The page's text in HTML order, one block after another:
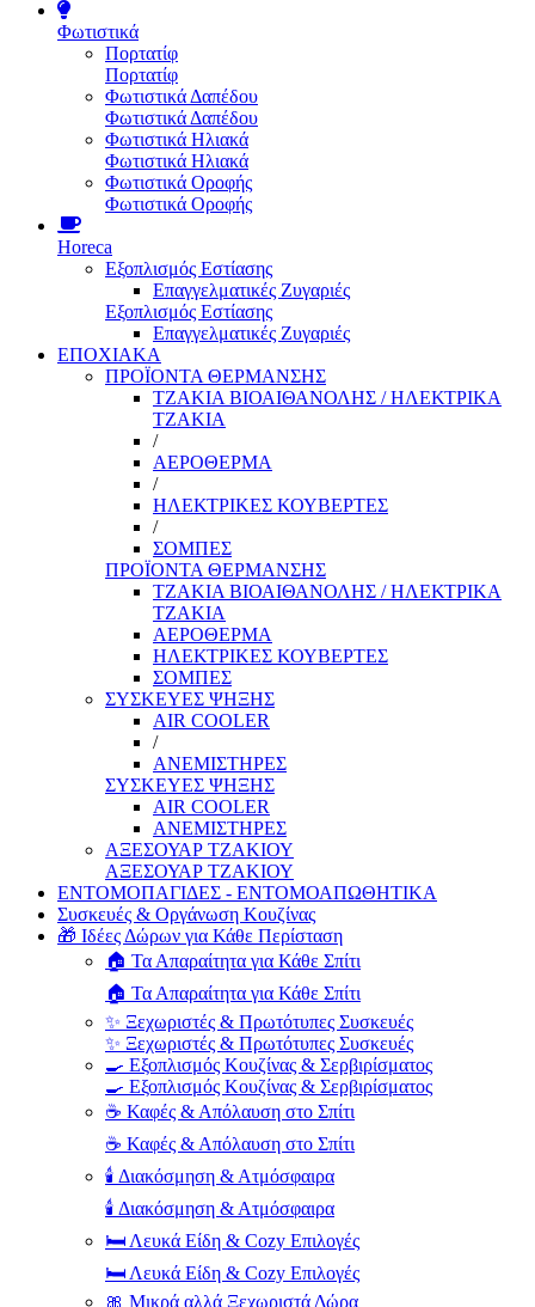
Φωτιστικά
Πορτατίφ
Πορτατίφ
Φωτιστικά Δαπέδου
Φωτιστικά Δαπέδου
Φωτιστικά Ηλιακά
Φωτιστικά Ηλιακά
Φωτιστικά Οροφής
Φωτιστικά Οροφής
Horeca
Εξοπλισμός Εστίασης
Επαγγελματικές Ζυγαριές
Εξοπλισμός Εστίασης
Επαγγελματικές Ζυγαριές
ΕΠΟΧΙΑΚΑ
ΠΡΟΪΟΝΤΑ ΘΕΡΜΑΝΣΗΣ
ΤΖΑΚΙΑ ΒΙΟΑΙΘΑΝΟΛΗΣ / ΗΛΕΚΤΡΙΚΑ
ΤΖΑΚΙΑ
/
ΑΕΡΟΘΕΡΜΑ
/
ΗΛΕΚΤΡΙΚΕΣ ΚΟΥΒΕΡΤΕΣ
/
ΣΟΜΠΕΣ
ΠΡΟΪΟΝΤΑ ΘΕΡΜΑΝΣΗΣ
ΤΖΑΚΙΑ ΒΙΟΑΙΘΑΝΟΛΗΣ / ΗΛΕΚΤΡΙΚΑ
ΤΖΑΚΙΑ
ΑΕΡΟΘΕΡΜΑ
ΗΛΕΚΤΡΙΚΕΣ ΚΟΥΒΕΡΤΕΣ
ΣΟΜΠΕΣ
ΣΥΣΚΕΥΕΣ ΨΗΞΗΣ
AIR COOLER
/
ΑΝΕΜΙΣΤΗΡΕΣ
ΣΥΣΚΕΥΕΣ ΨΗΞΗΣ
AIR COOLER
ΑΝΕΜΙΣΤΗΡΕΣ
ΑΞΕΣΟΥΑΡ ΤΖΑΚΙΟΥ
ΑΞΕΣΟΥΑΡ ΤΖΑΚΙΟΥ
ΕΝΤΟΜΟΠΑΓΙΔΕΣ - ΕΝΤΟΜΟΑΠΩΘΗΤΙΚΑ
Συσκευές & Οργάνωση Κουζίνας
🎁 Ιδέες Δώρων για Κάθε Περίσταση
🏠 Τα Απαραίτητα για Κάθε Σπίτι
🏠 Τα Απαραίτητα για Κάθε Σπίτι
✨ Ξεχωριστές & Πρωτότυπες Συσκευές
✨ Ξεχωριστές & Πρωτότυπες Συσκευές
🍳 Εξοπλισμός Κουζίνας & Σερβιρίσματος
🍳 Εξοπλισμός Κουζίνας & Σερβιρίσματος
☕ Καφές & Απόλαυση στο Σπίτι
☕ Καφές & Απόλαυση στο Σπίτι
🕯️ Διακόσμηση & Ατμόσφαιρα
🕯️ Διακόσμηση & Ατμόσφαιρα
🛏️ Λευκά Είδη & Cozy Επιλογές
🛏️ Λευκά Είδη & Cozy Επιλογές
🎀 Μικρά αλλά Ξεχωριστά Δώρα